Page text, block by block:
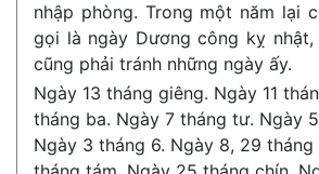
nhập phòng. Trong một năm lại
gọi là ngày Dương công kỵ
cũng phải tránh những ngày ấy.
Ngày 13 tháng giêng. Ngày 11
tháng ba. Ngày 7 tháng tư. Ngày
Ngày 3 tháng 6. Ngày 8, 29 tháng